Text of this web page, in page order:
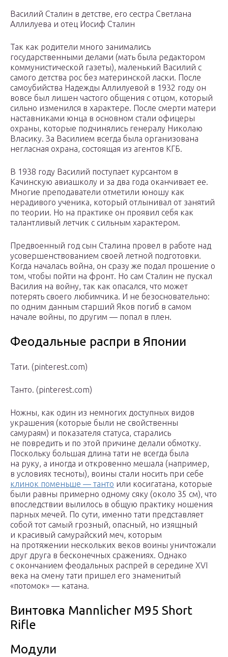
Василий Сталин в детстве, его сестра Светлана
Аллилуева и отец Иосиф Сталин
Так как родители много занимались
государственными делами (мать была редактором
коммунистической газеты), маленький Василий с
самого детства рос без материнской ласки. После
самоубийства Надежды Аллилуевой в 1932 году он
вовсе был лишен частого общения с отцом, который
сильно изменился в характере. После смерти матери
наставниками юнца в основном стали офицеры
охраны, которые подчинялись генералу Николаю
Власику. За Василием всегда была организована
негласная охрана, состоящая из агентов КГБ.
В 1938 году Василий поступает курсантом в
Качинскую авиашколу и за два года оканчивает ее.
Многие преподаватели отметили юношу как
нерадивого ученика, который отлынивал от занятий
по теории. Но на практике он проявил себя как
талантливый летчик с сильным характером.
Предвоенный год сын Сталина провел в работе над
усовершенствованием своей летной подготовки.
Когда началась война, он сразу же подал прошение о
том, чтобы пойти на фронт. Но сам Сталин не пускал
Василия на войну, так как опасался, что может
потерять своего любимчика. И не безосновательно:
по одним данным старший Яков погиб в самом
начале войны, по другим — попал в плен.
Феодальные распри в Японии
Тати. (pinterest.com)
Танто. (pinterest.com)
Ножны, как один из немногих доступных видов
украшения (которые были не свойственны
самураям) и показателя статуса, старались
не повредить и по этой причине делали обмотку.
Поскольку большая длина тати не всегда была
на руку, а иногда и откровенно мешала (например,
в условиях тесноты), воины стали носить при себе
клинок поменьше — танто или косигатана, которые
были равны примерно одному сяку (около 35 см), что
впоследствии вылилось в общую практику ношения
парных мечей. По сути, именно тати представляет
собой тот самый грозный, опасный, но изящный
и красивый самурайский меч, которым
на протяжении нескольких веков воины уничтожали
друг друга в бесконечных сражениях. Однако
с окончанием феодальных распрей в середине XVI
века на смену тати пришел его знаменитый
«потомок» — катана.
Винтовка Mannlicher M95 Short
Rifle
Модули